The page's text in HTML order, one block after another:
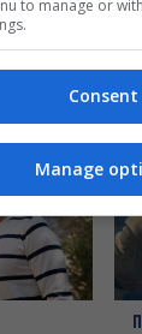
to manage or
Consent
Manage